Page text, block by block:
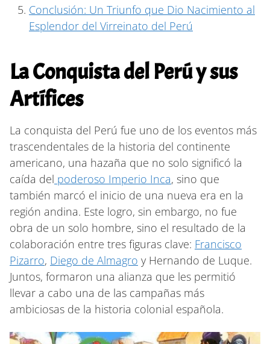
Conclusión: Un Triunfo que Dio Nacimiento al
Esplendor del Virreinato del Perú
La Conquista del Perú y sus
Artífices
La conquista del Perú fue uno de los eventos más
trascendentales de la historia del continente
americano, una hazaña que no solo significó la
caída del poderoso Imperio Inca, sino que
también marcó el inicio de una nueva era en la
región andina. Este logro, sin embargo, no fue
obra de un solo hombre, sino el resultado de la
colaboración entre tres figuras clave: Francisco
Pizarro, Diego de Almagro y Hernando de Luque.
Juntos, formaron una alianza que les permitió
llevar a cabo una de las campañas más
ambiciosas de la historia colonial española.